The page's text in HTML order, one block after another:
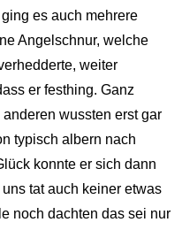
es auch mehrere
Angelschnur, welche
weiter
er festhing. Ganz
wussten erst gar
typisch albern nach
konnte er sich dann
tat auch keiner etwas
noch dachten das sei nur